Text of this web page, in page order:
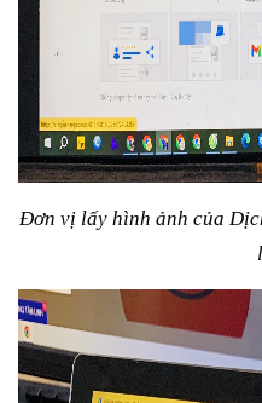
Đơn vị lấy hình ảnh của